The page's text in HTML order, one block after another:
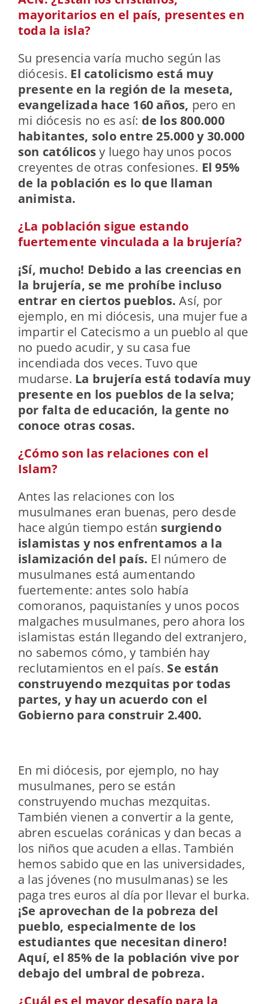
mayoritarios en el país, presentes en
toda la isla?
Su presencia varía mucho según las
diócesis. El catolicismo está muy
presente en la región de la meseta,
evangelizada hace 160 años, pero en
mi diócesis no es así: de los 800.000
habitantes, solo entre 25.000 y 30.000
son católicosy luego hay unos pocos
creyentes de otras confesiones. El 95%
de la población es lo que llaman
animista.
¿La población sigue estando
fuertemente vinculada a la brujería?
¡Sí, mucho! Debido a las creencias en
la brujería, se me prohíbe incluso
entrar en ciertos pueblos. Así, por
ejemplo, en mi diócesis, una mujer fue a
impartir el Catecismo a un pueblo al que
no puedo acudir, y su casa fue
incendiada dos veces. Tuvo que
mudarse. La brujería está todavía muy
presente en los pueblos de la selva;
por falta de educación, la gente no
conoce otras cosas.
¿Cómo son las relaciones con el
Islam?
Antes las relaciones con los
musulmanes eran buenas, pero desde
hace algún tiempo están surgiendo
islamistas y nos enfrentamos a la
islamización del país. El número de
musulmanes está aumentando
fuertemente: antes solo había
comoranos, paquistaníes y unos pocos
malgaches musulmanes, pero ahora los
islamistas están llegando del extranjero,
no sabemos cómo, y también hay
reclutamientos en el país. Se están
construyendo mezquitas por todas
partes, y hay un acuerdo con el
Gobierno para construir 2.400.
En mi diócesis, por ejemplo, no hay
musulmanes, pero se están
construyendo muchas mezquitas.
También vienen a convertir a la gente,
abren escuelas coránicas y dan becas a
los niños que acuden a ellas. También
hemos sabido que en las universidades,
a las jóvenes (no musulmanas) se les
paga tres euros al día por llevar el burka.
¡Se aprovechan de la pobreza del
pueblo, especialmente de los
estudiantes que necesitan dinero!
Aquí, el 85% de la población vive por
debajo del umbral de pobreza.